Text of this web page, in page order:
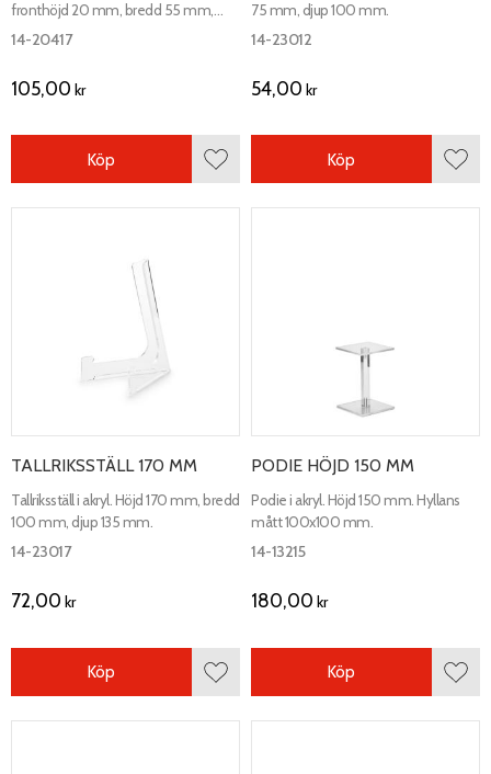
fronthöjd 20 mm, bredd 55 mm,
tjocklek 4 mm. Djup på
14-20417
105,00 kr
Lägg till i favoriter
Köp
75 mm, djup 100 mm.
14-23012
54,00 kr
Köp
TALLRIKSSTÄLL 170 MM
Tallriksställ i akryl. Höjd 170 mm, bredd
100 mm, djup 135 mm.
14-23017
72,00 kr
Lägg till i favoriter
Köp
PODIE HÖJD 150 MM
Podie i akryl. Höjd 150 mm. Hyllans
mått 100x100 mm.
14-13215
180,00 kr
Köp